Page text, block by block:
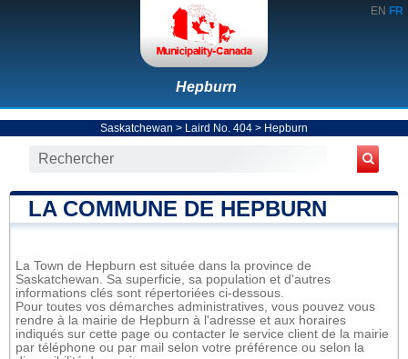
EN FR
Hepburn
Saskatchewan > Laird No. 404 > Hepburn
LA COMMUNE DE HEPBURN
La Town de Hepburn est située dans la province de
Saskatchewan. Sa superficie, sa population et d'autres
informations clés sont répertoriées ci-dessous.
Pour toutes vos démarches administratives, vous pouvez vous
rendre à la mairie de Hepburn à l'adresse et aux horaires
indiqués sur cette page ou contacter le service client de la mairie
par téléphone ou par mail selon votre préférence ou selon la